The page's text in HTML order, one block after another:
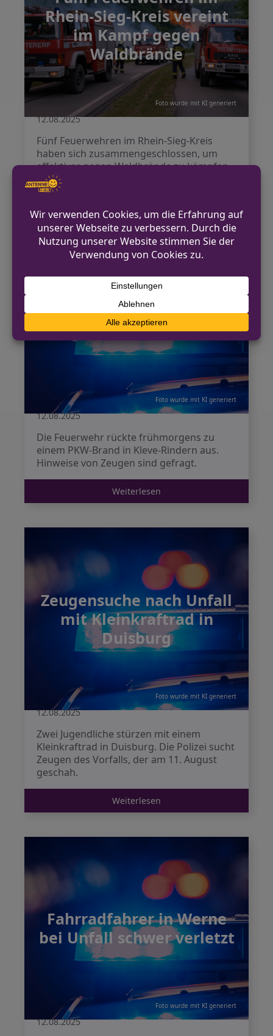
Rhein-Sieg-Kreis vereint
im Kampf gegen
Waldbrände
Foto wurde mit KI generiert
12.08.2025
Fünf Feuerwehren im Rhein-Sieg-Kreis
haben sich zusammengeschlossen, um
effektiver gegen Waldbrände zu kämpfen.
Kleve: Polizei sucht
Zeugen nach PKW-Brand
Foto wurde mit KI generiert
12.08.2025
Die Feuerwehr rückte frühmorgens zu
einem PKW-Brand in Kleve-Rindern aus.
Hinweise von Zeugen sind gefragt.
Weiterlesen
Zeugensuche nach Unfall
mit Kleinkraftrad in
Duisburg
Foto wurde mit KI generiert
12.08.2025
Zwei Jugendliche stürzen mit einem
Kleinkraftrad in Duisburg. Die Polizei sucht
Zeugen des Vorfalls, der am 11. August
geschah.
Weiterlesen
Fahrradfahrer in Werne
bei Unfall schwer verletzt
Foto wurde mit KI generiert
12.08.2025